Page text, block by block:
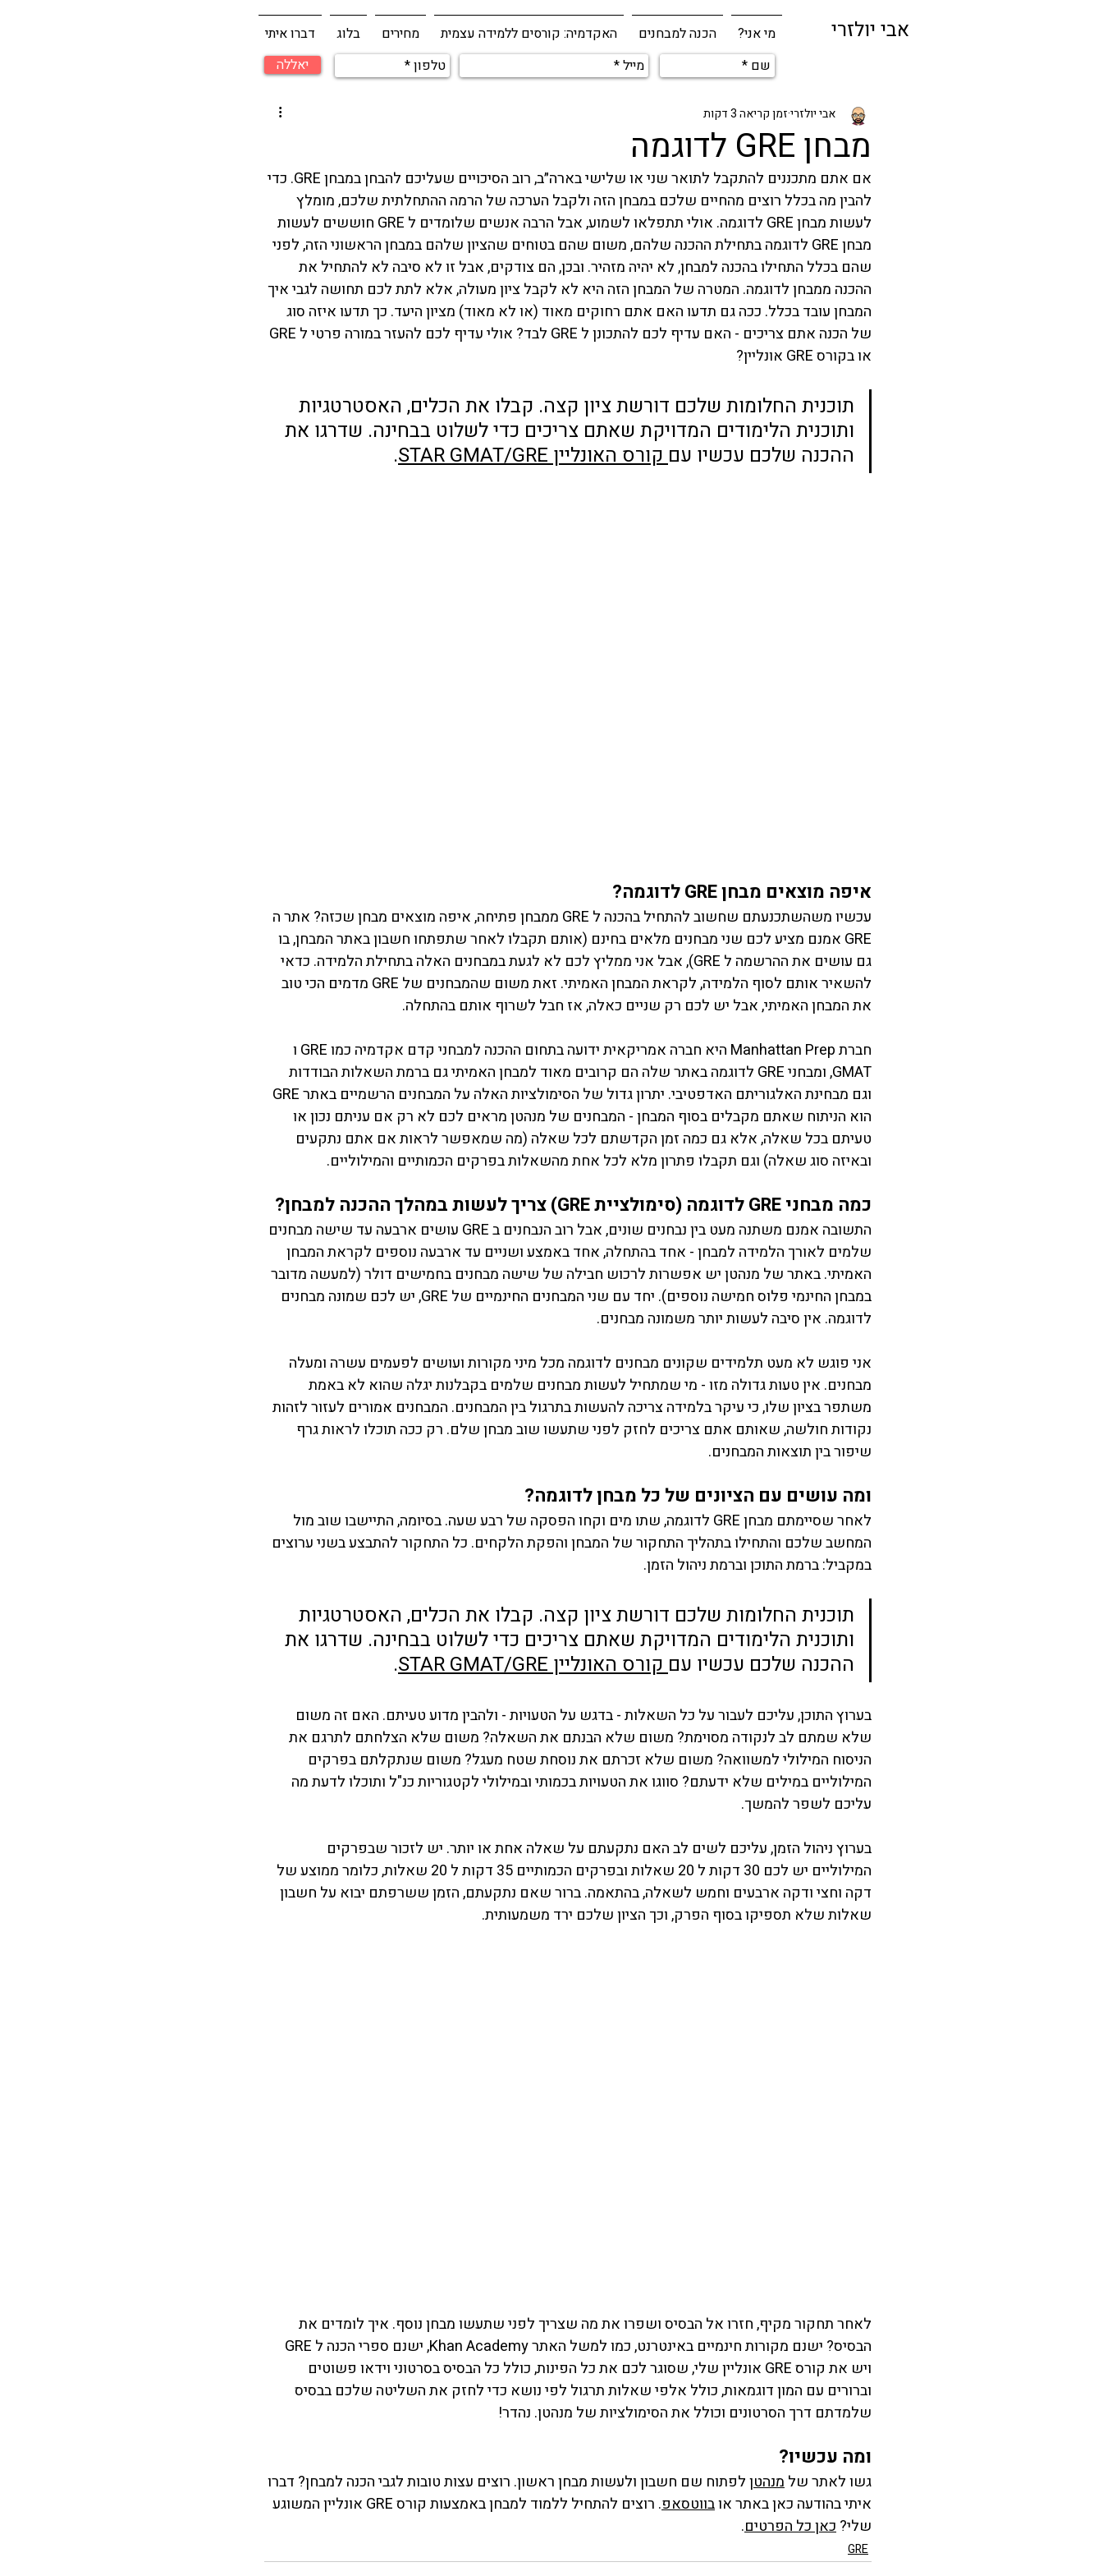
מי אני? הכנה למבחנים האקדמיה: קורסים ללמידה עצמית מחירים בלוג דברו איתי אבי יולזרי
יאללה
מבחן GRE לדוגמה
אבי יולזריזמן קריאה 3 דקות
אם אתם מתכננים להתקבל לתואר שני או שלישי בארה״ב, רוב הסיכויים שעליכם להבחן במבחן GRE. כדי
להבין מה בכלל רוצים מהחיים שלכם במבחן הזה ולקבל הערכה של הרמה ההתחלתית שלכם, מומלץ
לעשות מבחן GRE לדוגמה. אולי תתפלאו לשמוע, אבל הרבה אנשים שלומדים ל GRE חוששים לעשות
מבחן GRE לדוגמה בתחילת ההכנה שלהם, משום שהם בטוחים שהציון שלהם במבחן הראשוני הזה, לפני
שהם בכלל התחילו בהכנה למבחן, לא יהיה מזהיר. ובכן, הם צודקים, אבל זו לא סיבה לא להתחיל את
ההכנה ממבחן לדוגמה. המטרה של המבחן הזה היא לא לקבל ציון מעולה, אלא לתת לכם תחושה לגבי איך
המבחן עובד בכלל. ככה גם תדעו האם אתם רחוקים מאוד (או לא מאוד) מציון היעד. כך תדעו איזה סוג
או בקורס GRE אונליין?
תוכנית החלומות שלכם דורשת ציון קצה. קבלו את הכלים, האסטרטגיות
ותוכנית הלימודים המדויקת שאתם צריכים כדי לשלוט בבחינה. שדרגו את
ההכנה שלכם עכשיו עם קורס האונליין STAR GMAT/GRE .
איפה מוצאים מבחן GRE לדוגמה?
עכשיו משהשתכנעתם שחשוב להתחיל בהכנה ל GRE ממבחן פתיחה, איפה מוצאים מבחן שכזה? אתר ה
GRE אמנם מציע לכם שני מבחנים מלאים בחינם (אותם תקבלו לאחר שתפתחו חשבון באתר המבחן, בו
גם עושים את ההרשמה ל GRE), אבל אני ממליץ לכם לא לגעת במבחנים האלה בתחילת הלמידה. כדאי
להשאיר אותם לסוף הלמידה, לקראת המבחן האמיתי. זאת משום שהמבחנים של GRE מדמים הכי טוב
את המבחן האמיתי, אבל יש לכם רק שניים כאלה, אז חבל לשרוף אותם בהתחלה.
חברת Manhattan Prep היא חברה אמריקאית ידועה בתחום ההכנה למבחני קדם אקדמיה כמו GRE ו
GMAT, ומבחני GRE לדוגמה באתר שלה הם קרובים מאוד למבחן האמיתי גם ברמת השאלות הבודדות
הוא הניתוח שאתם מקבלים בסוף המבחן - המבחנים של מנהטן מראים לכם לא רק אם עניתם נכון או
טעיתם בכל שאלה, אלא גם כמה זמן הקדשתם לכל שאלה (מה שמאפשר לראות אם אתם נתקעים
ובאיזה סוג שאלה) וגם תקבלו פתרון מלא לכל אחת מהשאלות בפרקים הכמותיים והמילוליים.
כמה מבחני GRE לדוגמה (סימולציית GRE) צריך לעשות במהלך ההכנה למבחן?
התשובה אמנם משתנה מעט בין נבחנים שונים, אבל רוב הנבחנים ב GRE עושים ארבעה עד שישה מבחנים
שלמים לאורך הלמידה למבחן - אחד בהתחלה, אחד באמצע ושניים עד ארבעה נוספים לקראת המבחן
האמיתי. באתר של מנהטן יש אפשרות לרכוש חבילה של שישה מבחנים בחמישים דולר (למעשה מדובר
במבחן החינמי פלוס חמישה נוספים). יחד עם שני המבחנים החינמיים של GRE, יש לכם שמונה מבחנים
לדוגמה. אין סיבה לעשות יותר משמונה מבחנים.
אני פוגש לא מעט תלמידים שקונים מבחנים לדוגמה מכל מיני מקורות ועושים לפעמים עשרה ומעלה
מבחנים. אין טעות גדולה מזו - מי שמתחיל לעשות מבחנים שלמים בקבלנות יגלה שהוא לא באמת
משתפר בציון שלו, כי עיקר בלמידה צריכה להעשות בתרגול בין המבחנים. המבחנים אמורים לעזור לזהות
נקודות חולשה, שאותם אתם צריכים לחזק לפני שתעשו שוב מבחן שלם. רק ככה תוכלו לראות גרף
שיפור בין תוצאות המבחנים.
ומה עושים עם הציונים של כל מבחן לדוגמה?
לאחר שסיימתם מבחן GRE לדוגמה, שתו מים וקחו הפסקה של רבע שעה. בסיומה, התיישבו שוב מול
המחשב שלכם והתחילו בתהליך התחקור של המבחן והפקת הלקחים. כל התחקור להתבצע בשני ערוצים
במקביל: ברמת התוכן וברמת ניהול הזמן.
תוכנית החלומות שלכם דורשת ציון קצה. קבלו את הכלים, האסטרטגיות
ותוכנית הלימודים המדויקת שאתם צריכים כדי לשלוט בבחינה. שדרגו את
ההכנה שלכם עכשיו עם קורס האונליין STAR GMAT/GRE .
בערוץ התוכן, עליכם לעבור על כל השאלות - בדגש על הטעויות - ולהבין מדוע טעיתם. האם זה משום
שלא שמתם לב לנקודה מסוימת? משום שלא הבנתם את השאלה? משום שלא הצלחתם לתרגם את
הניסוח המילולי למשוואה? משום שלא זכרתם את נוסחת שטח מעגל? משום שנתקלתם בפרקים
המילוליים במילים שלא ידעתם? סווגו את הטעויות בכמותי ובמילולי לקטגוריות כנ"ל ותוכלו לדעת מה
עליכם לשפר להמשך.
בערוץ ניהול הזמן, עליכם לשים לב האם נתקעתם על שאלה אחת או יותר. יש לזכור שבפרקים
המילוליים יש לכם 30 דקות ל 20 שאלות ובפרקים הכמותיים 35 דקות ל 20 שאלות, כלומר ממוצע של
דקה וחצי ודקה ארבעים וחמש לשאלה, בהתאמה. ברור שאם נתקעתם, הזמן ששרפתם יבוא על חשבון
שאלות שלא תספיקו בסוף הפרק, וכך הציון שלכם ירד משמעותית.
לאחר תחקור מקיף, חזרו אל הבסיס ושפרו את מה שצריך לפני שתעשו מבחן נוסף. איך לומדים את
ויש את קורס GRE אונליין שלי, שסוגר לכם את כל הפינות, כולל כל הבסיס בסרטוני וידאו פשוטים
וברורים עם המון דוגמאות, כולל אלפי שאלות תרגול לפי נושא כדי לחזק את השליטה שלכם בבסיס
שלמדתם דרך הסרטונים וכולל את הסימולציות של מנהטן. נהדר!
ומה עכשיו?
גשו לאתר של מנהטן לפתוח שם חשבון ולעשות מבחן ראשון. רוצים עצות טובות לגבי הכנה למבחן? דברו
איתי בהודעה כאן באתר או בווטסאפ
. רוצים להתחיל ללמוד למבחן באמצעות קורס GRE אונליין המשוגע
שלי? כאן כל הפרטים.
GRE